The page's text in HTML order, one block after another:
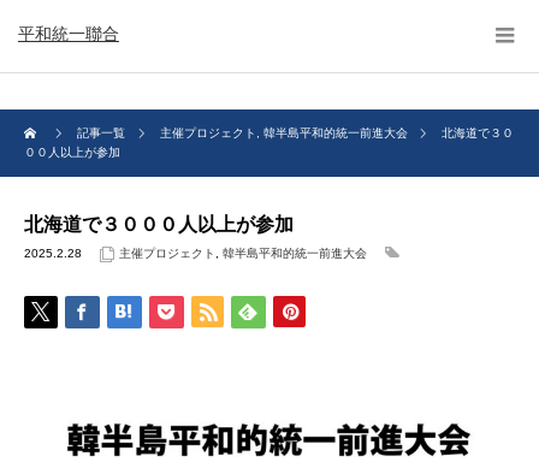
平和統一聯合
記事一覧 主催プロジェクト 韓半島平和的統一前進大会
北海道で３０
００人以上が参加
北海道で３０００人以上が参加
2025.2.28 主催プロジェクト 韓半島平和的統一前進大会